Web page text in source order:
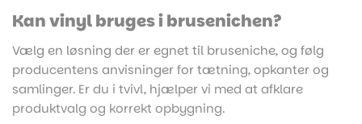
Kan vinyl bruges i brusenichen?
Vælg en løsning der er egnet til bruseniche, og følg
producentens anvisninger for tætning, opkanter og
samlinger. Er du i tvivl, hjælper vi med at afklare
produktvalg og korrekt opbygning.